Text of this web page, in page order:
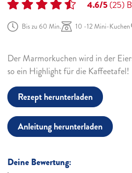
4.6/5(25)
Bis zu 60 Min. 10 -12 Mini-Kuchen
Der Marmorkuchen wird in der
so ein Highlight für die Kaffeetafel!
Rezept herunterladen
Anleitung herunterladen
Deine Bewertung: